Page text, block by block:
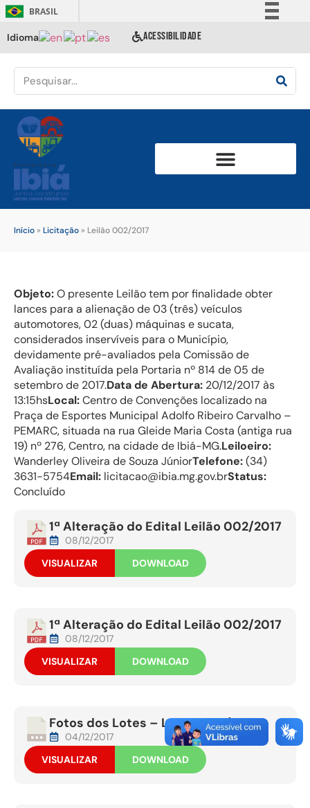
BRASIL
Simplifique!
Comunica BR
Acesso à informação
Idioma ACESSIBILIDADE
Início » Licitação » Leilão 002/2017
Objeto:O presente Leilão tem por finalidade obter
lances para a alienação de 03 (três) veículos
automotores, 02 (duas) máquinas e sucata,
considerados inservíveis para o Município,
devidamente pré-avaliados pela Comissão de
Avaliação instituída pela Portaria nº 814 de 05 de
setembro de 2017.Data de Abertura: 20/12/2017 às
13:15hsLocal:Centro de Convenções localizado na
Praça de Esportes Municipal Adolfo Ribeiro Carvalho –
PEMARC, situada na rua Gleide Maria Costa (antiga rua
19) nº 276, Centro, na cidade de Ibiá-MG.Leiloeiro:
Wanderley Oliveira de Souza JúniorTelefone:(34)
3631-5754Email: licitacao@ibia.mg.gov.brStatus:
Concluído
1ª Alteração do Edital Leilão 002/2017
08/12/2017
VISUALIZAR
DOWNLOAD
1ª Alteração do Edital Leilão 002/2017
08/12/2017
VISUALIZAR
DOWNLOAD
Fotos dos Lotes – Leilão 002/2017
04/12/2017
VISUALIZAR
DOWNLOAD